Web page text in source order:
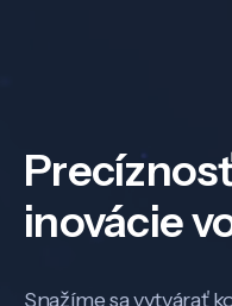
inovácie
Snažíme sa vytvárať